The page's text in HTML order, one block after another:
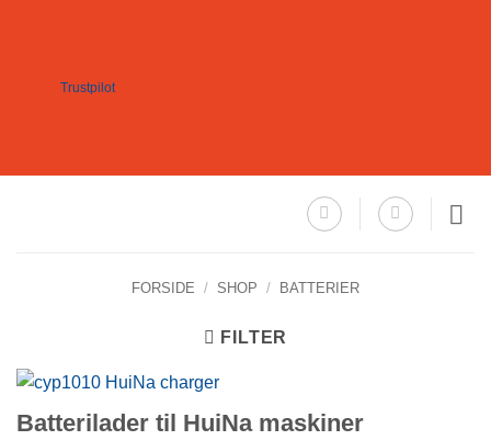
Trustpilot
FORSIDE / SHOP / BATTERIER
FILTER
Batterilader til HuiNa maskiner